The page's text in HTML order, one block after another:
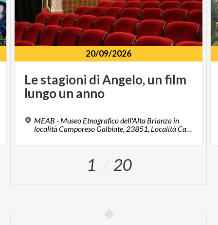
20/09/2026
Lestagioni diAngelo,un film
lungoun anno
MEAB - Museo Etnografico dell'Alta Brianza in
località Camporeso Galbiate, 23851, Località Camporese
1 20